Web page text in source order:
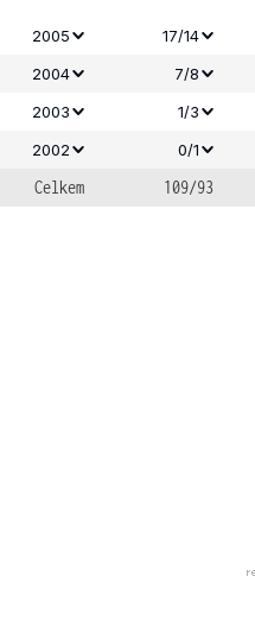
2005 17/14
2004
7/8
2003
1/3
2002 0/1
Celkem
109/93